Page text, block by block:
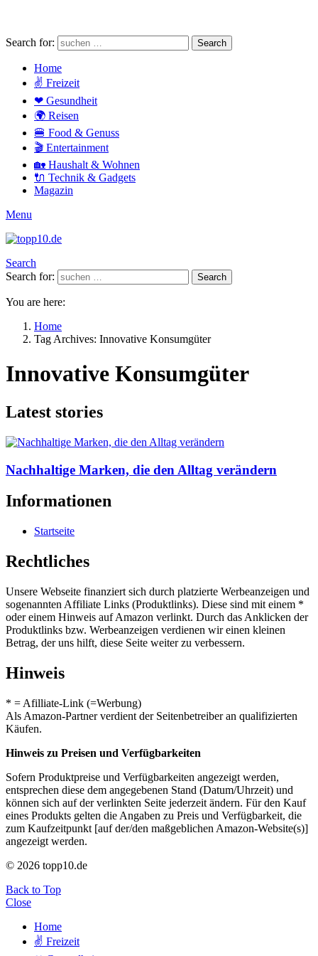
Search for: Search
Home
✌ Freizeit
❤ Gesundheit
🌍 Reisen
🍔 Food & Genuss
🎬 Entertainment
🏡 Haushalt & Wohnen
🔌 Technik & Gadgets
Magazin
Menu
Search
Search for:
Search
You are here:
Home
Tag Archives: Innovative Konsumgüter
Innovative Konsumgüter
Latest stories
Nachhaltige Marken, die den Alltag verändern
Informationen
Startseite
Rechtliches
Unsere Webseite finanziert sich durch platzierte Werbeanzeigen und
sogenannten Affiliate Links (Produktlinks). Diese sind mit einem *
oder einem Hinweis auf Amazon verlinkt. Durch das Anklicken der
Produktlinks bzw. Werbeanzeigen verdienen wir einen kleinen
Betrag, der uns hilft, diese Seite weiter zu verbessern.
Hinweis
* = Afilliate-Link (=Werbung)
Als Amazon-Partner verdient der Seitenbetreiber an qualifizierten
Käufen.
Hinweis zu Preisen und Verfügbarkeiten
Sofern Produktpreise und Verfügbarkeiten angezeigt werden,
entsprechen diese dem angegebenen Stand (Datum/Uhrzeit) und
können sich auf der verlinkten Seite jederzeit ändern. Für den Kauf
eines Produkts gelten die Angaben zu Preis und Verfügbarkeit, die
zum Kaufzeitpunkt [auf der/den maßgeblichen Amazon-Website(s)]
angezeigt werden.
© 2026 topp10.de
Back to Top
Close
Home
✌ Freizeit